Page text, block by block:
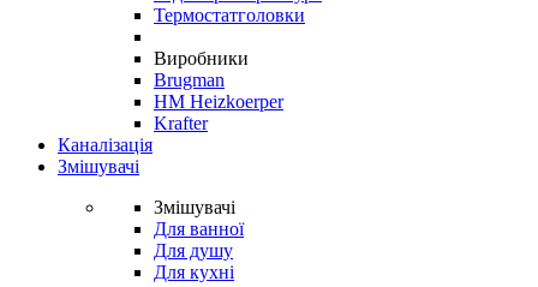
Термостатголовки
Виробники
Brugman
HM Heizkoerper
Krafter
Каналізація
Змішувачі
Змішувачі
Для ванної
Для душу
Для кухні